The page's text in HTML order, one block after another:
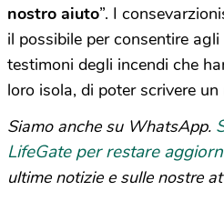
nostro aiuto”. I
il possibile per consentire
testimoni degli incendi che
loro isola, di poter scrivere
Siamo anche su WhatsApp.
LifeGate per restare
ultime notizie e sulle nostre